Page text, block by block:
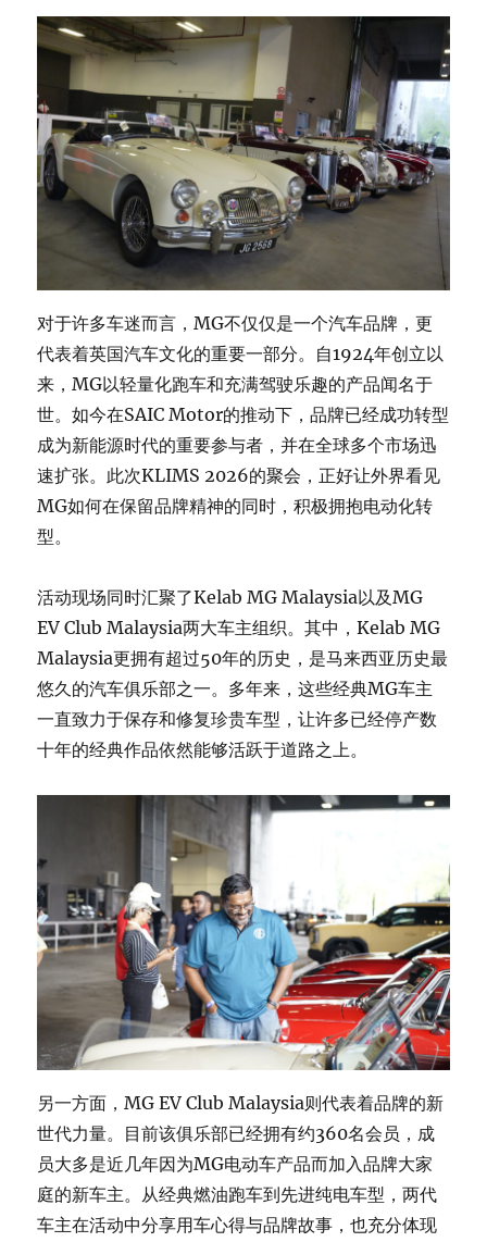
对于许多车迷而言，MG不仅仅是一个汽车品牌，更
代表着英国汽车文化的重要一部分。自1924年创立以
来，MG以轻量化跑车和充满驾驶乐趣的产品闻名于
世。如今在SAIC Motor的推动下，品牌已经成功转型
成为新能源时代的重要参与者，并在全球多个市场迅
速扩张。此次KLIMS 2026的聚会，正好让外界看见
MG如何在保留品牌精神的同时，积极拥抱电动化转
型。
活动现场同时汇聚了Kelab MG Malaysia以及MG
EV Club Malaysia两大车主组织。其中，Kelab MG
Malaysia更拥有超过50年的历史，是马来西亚历史最
悠久的汽车俱乐部之一。多年来，这些经典MG车主
一直致力于保存和修复珍贵车型，让许多已经停产数
十年的经典作品依然能够活跃于道路之上。
另一方面，MG EV Club Malaysia则代表着品牌的新
世代力量。目前该俱乐部已经拥有约360名会员，成
员大多是近几年因为MG电动车产品而加入品牌大家
庭的新车主。从经典燃油跑车到先进纯电车型，两代
车主在活动中分享用车心得与品牌故事，也充分体现